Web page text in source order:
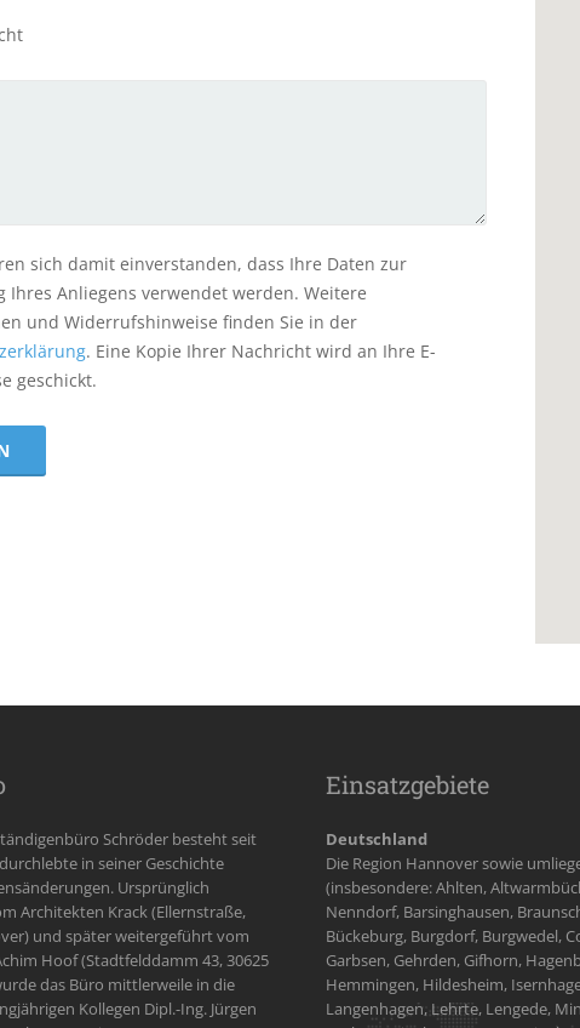
sich damit einverstanden, dass Ihre Daten zur
Ihres Anliegens verwendet werden. Weitere
und Widerrufshinweise finden Sie in der
. Eine Kopie Ihrer Nachricht wird an Ihre E-
geschickt.
Schröder besteht seit
in seiner Geschichte
Ursprünglich
Architekten Krack (Ellernstraße,
und später weitergeführt vom
Hoof (Stadtfelddamm 43, 30625
das Büro mittlerweile in die
Kollegen Dipl.-Ing. Jürgen
Einsatzgebiete
Deutschland
Die Region Hannover sowie
(insbesondere: Ahlten,
Nenndorf, Barsinghausen,
Bückeburg, Burgdorf, Burgwedel,
Garbsen, Gehrden, Gifhorn,
Hemmingen, Hildesheim,
Langenhagen, Lehrte, Lengede,